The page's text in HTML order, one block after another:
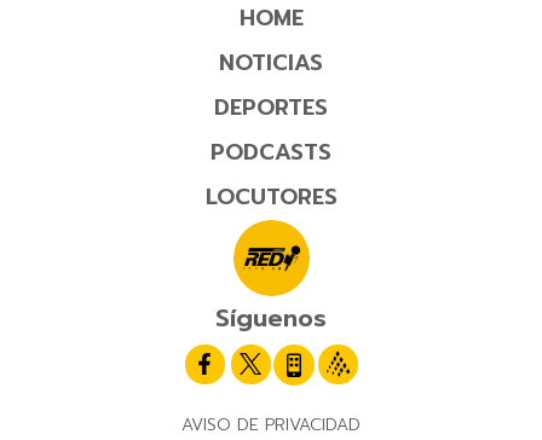
HOME
NOTICIAS
DEPORTES
PODCASTS
LOCUTORES
Síguenos
AVISO DE PRIVACIDAD